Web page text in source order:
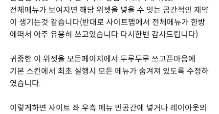
전체메뉴가 보여지면 해당 위젯을 넣을 수 잇는 공간적인 제약
이 생기는것 같습니다(반대로 사이트맵에서 전체메뉴가 한방
에떠서 아주 유용히 쓰고있습니다 다시한번 감사드립니다)
귀중한 이 위젯을 모든페이지에서 두루두루 쓰고픈마음에
기본 스킨에서 최초 실행시 모든 메뉴가 숨겨져 있도록 수정하
였습니다.
이렇게하면 사이트 좌 우측 메뉴 빈공간에 넣거나 레이아웃의